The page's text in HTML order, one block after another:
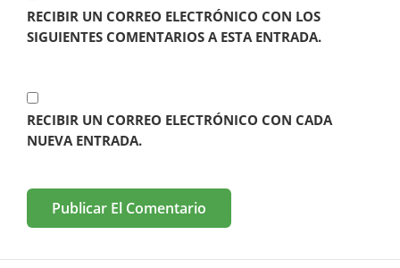
RECIBIR UN CORREO ELECTRÓNICO CON LOS
SIGUIENTES COMENTARIOS A ESTA ENTRADA.
RECIBIR UN CORREO ELECTRÓNICO CON CADA
NUEVA ENTRADA.